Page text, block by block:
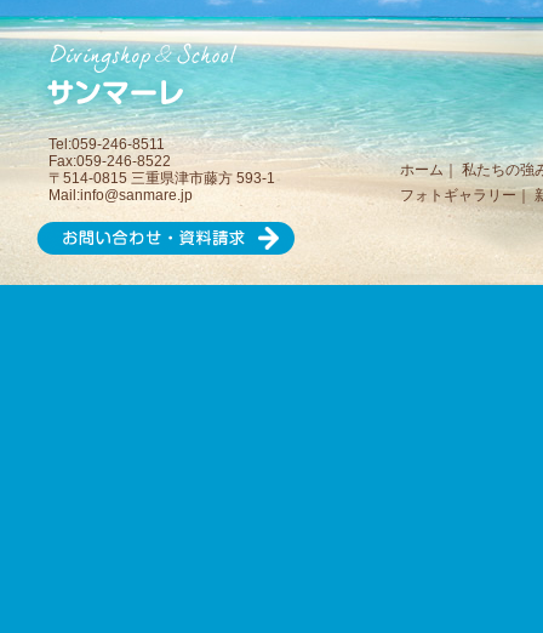
Tel:059-246-8511
Fax:059-246-8522
〒514-0815 三重県津市藤方 593-1
Mail:info@sanmare.jp
ホーム
私たちの強
フォトギャラリー｜